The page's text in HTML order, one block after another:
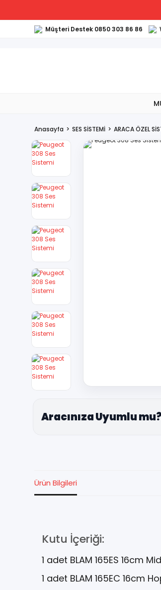
Müşteri Destek 0850 303 86 86
Anasayfa SES SİSTEMİ ARACA ÖZEL
Aracınıza Uyumlu mu?
Ürün Bilgileri
Kutu İçeriği:
1 adet BLAM 165ES 16cm
1 adet BLAM 165EC 16cm